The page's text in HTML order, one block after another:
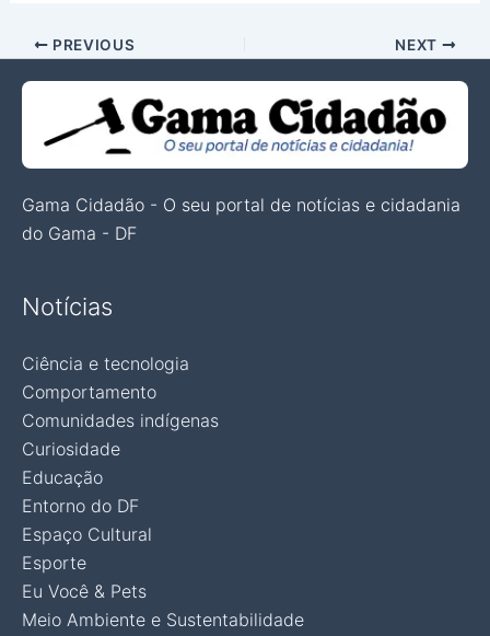
PREVIOUS NEXT
Gama Cidadão - O seu portal de notícias e cidadania
do Gama - DF
Notícias
Ciência e tecnologia
Comportamento
Comunidades indígenas
Curiosidade
Educação
Entorno do DF
Espaço Cultural
Esporte
Eu Você & Pets
Meio Ambiente e Sustentabilidade